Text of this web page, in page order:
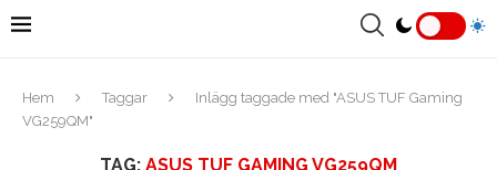
Hem Taggar
Inlägg taggade med "ASUS TUF Gaming
VG259QM"
TAG: ASUS TUF GAMING VG259QM